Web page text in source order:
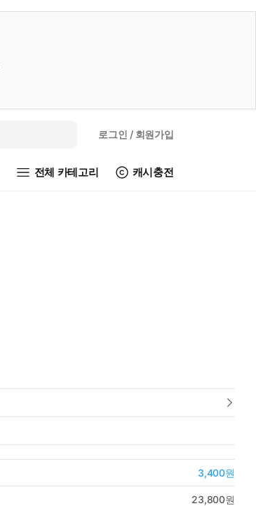
로그인 / 회원가입
전체 카테고리 캐시충전
3,400원
23,800원